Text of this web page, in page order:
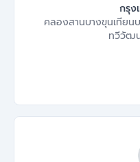
กรุง
คลองสานบางขุนเทียน
ทวีวัฒ